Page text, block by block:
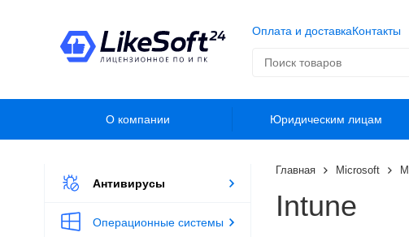
Оплата и доставкаКонтакты
О компании Юридическим лицам
Главная Microsoft
Intune
Антивирусы
Операционные системы